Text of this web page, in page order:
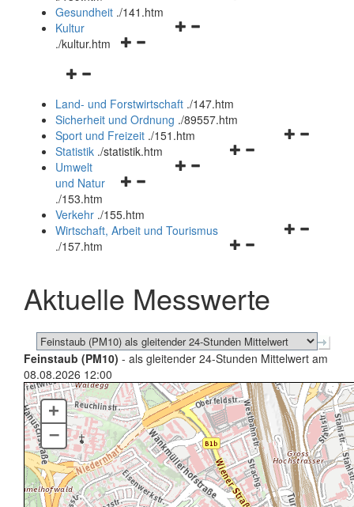
Navigationsmenü
Gesundheit ./141.htm
Navigationsmenü
Kultur
./kultur.htm
Navigationsmenü
und
schließen
Land- und Forstwirtschaft ./147.htm
Sicherheit und Ordnung ./89557.htm
Navigationsmenü
Sport und Freizeit ./151.htm
Navigationsmenü
Statistik ./statistik.htm
Navigationsmenü
und
schließen
Umwelt
und Natur
./153.htm
Verkehr ./155.htm
Navigationsmenü
schließen
Wirtschaft, Arbeit und Tourismus
./157.htm
Aktuelle Messwerte
Feinstaub (PM10) - als gleitender 24-Stunden Mittelwert am
08.08.2026 12:00
+
–